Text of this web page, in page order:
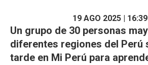
19 AGO 2025 | 16:39
Un grupo de 30 personas
diferentes regiones del Perú
tarde en Mi Perú para